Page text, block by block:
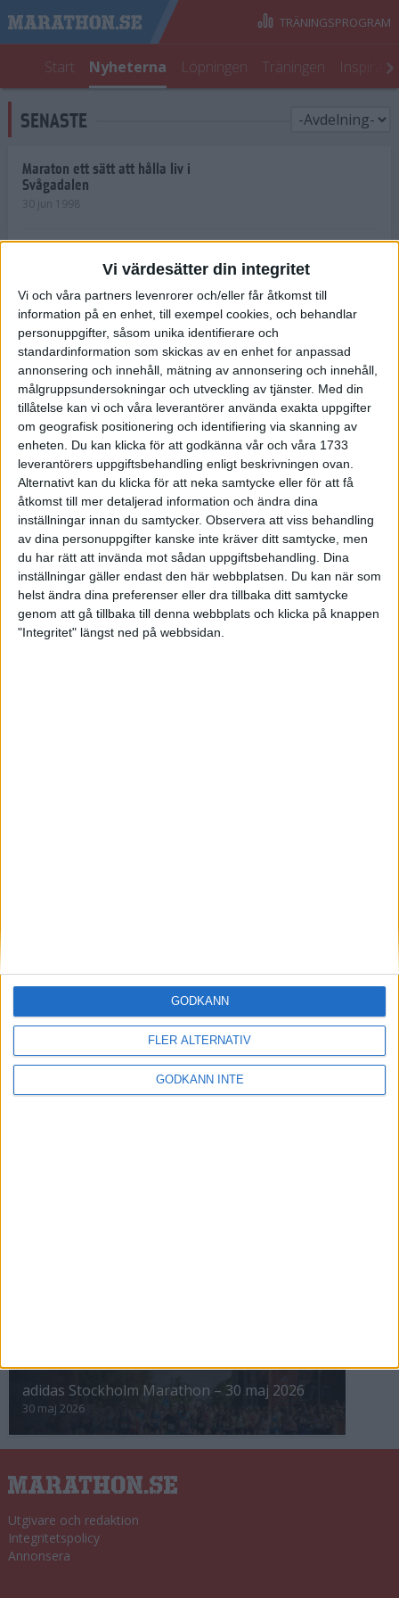
Vi värdesätter din integritet
Vi och våra partners levenrorer och/eller får åtkomst till
information på en enhet, till exempel cookies, och behandlar
personuppgifter, såsom unika identifierare och
standardinformation som skickas av en enhet for anpassad
annonsering och innehåll, mätning av annonsering och innehåll,
målgruppsundersokningar och utveckling av tjänster. Med din
tillåtelse kan vi och våra leverantörer använda exakta uppgifter
om geografisk positionering och identifiering via skanning av
enheten. Du kan klicka för att godkänna vår och våra 1733
leverantörers uppgiftsbehandling enligt beskrivningen ovan.
Alternativt kan du klicka för att neka samtycke eller för att få
åtkomst till mer detaljerad information och ändra dina
inställningar innan du samtycker. Observera att viss behandling
av dina personuppgifter kanske inte kräver ditt samtycke, men
du har rätt att invända mot sådan uppgiftsbehandling. Dina
inställningar gäller endast den här webbplatsen. Du kan när som
helst ändra dina preferenser eller dra tillbaka ditt samtycke
genom att gå tillbaka till denna webbplats och klicka på knappen
"Integritet" längst ned på webbsidan.
FLER ALTERNATIV
GODKÄNN INTE
GODKÄNN
Start Nyheterna Löpningen Träningen
TRÄNINGSPROGRAM
SENASTE
Maraton ett sätt att hålla liv i
Svågadalen
30 jun 1998
Norrlänningar firade semester i
Strängnäs
28 jun 1998
Maratonlöparna bäst i Trosa
I år fick Andervang kransen
27 jun 1998
Intresset ökar för Lidingöloppet
26 jun 1998
Värmemara
väntarvärldsmästaraspiranter
24 jun 1998
ASIEN
Berlin Marathon - ett lopp genom
8 okt 1995• Arkiv• Reseberättelser från
adidas Stockholm Marathon – 30 maj 2026
30 maj 2026
Utgivare och redaktion
Integritetspolicy
Annonsera